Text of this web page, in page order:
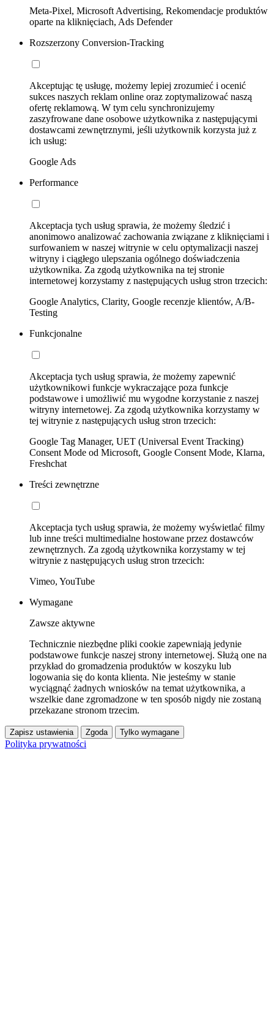
Meta-Pixel, Microsoft Advertising, Rekomendacje produktów
oparte na kliknięciach, Ads Defender
Rozszerzony Conversion-Tracking
Akceptując tę usługę, możemy lepiej zrozumieć i ocenić
sukces naszych reklam online oraz zoptymalizować naszą
ofertę reklamową. W tym celu synchronizujemy
zaszyfrowane dane osobowe użytkownika z następującymi
dostawcami zewnętrznymi, jeśli użytkownik korzysta już z
ich usług:
Google Ads
Performance
Akceptacja tych usług sprawia, że możemy śledzić i
anonimowo analizować zachowania związane z kliknięciami i
surfowaniem w naszej witrynie w celu optymalizacji naszej
witryny i ciągłego ulepszania ogólnego doświadczenia
użytkownika. Za zgodą użytkownika na tej stronie
internetowej korzystamy z następujących usług stron trzecich:
Google Analytics, Clarity, Google recenzje klientów, A/B-
Testing
Funkcjonalne
Akceptacja tych usług sprawia, że możemy zapewnić
użytkownikowi funkcje wykraczające poza funkcje
podstawowe i umożliwić mu wygodne korzystanie z naszej
witryny internetowej. Za zgodą użytkownika korzystamy w
tej witrynie z następujących usług stron trzecich:
Google Tag Manager, UET (Universal Event Tracking)
Consent Mode od Microsoft, Google Consent Mode, Klarna,
Freshchat
Treści zewnętrzne
Akceptacja tych usług sprawia, że możemy wyświetlać filmy
lub inne treści multimedialne hostowane przez dostawców
zewnętrznych. Za zgodą użytkownika korzystamy w tej
witrynie z następujących usług stron trzecich:
Vimeo, YouTube
Wymagane
Zawsze aktywne
Technicznie niezbędne pliki cookie zapewniają jedynie
podstawowe funkcje naszej strony internetowej. Służą one na
przykład do gromadzenia produktów w koszyku lub
logowania się do konta klienta. Nie jesteśmy w stanie
wyciągnąć żadnych wniosków na temat użytkownika, a
wszelkie dane zgromadzone w ten sposób nigdy nie zostaną
przekazane stronom trzecim.
Zapisz ustawienia Zgoda Tylko wymagane
Polityka prywatności